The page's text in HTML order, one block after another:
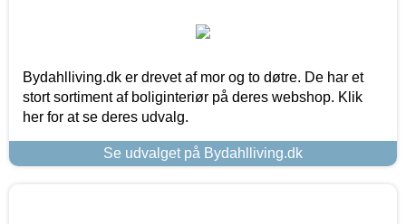
Bydahlliving.dk er drevet af mor og to døtre. De har et
stort sortiment af boliginteriør på deres webshop. Klik
her for at se deres udvalg.
Se udvalget på Bydahlliving.dk